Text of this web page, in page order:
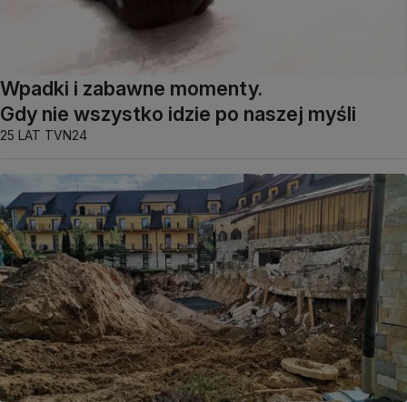
Wpadki i zabawne momenty.
Gdy nie wszystko idzie po naszej myśli
25 LAT TVN24